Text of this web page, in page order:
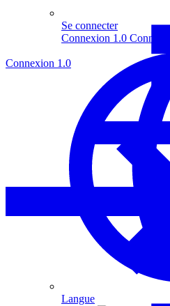
Connexion 1.0
Se connecter
Connexion 1.0
Langue